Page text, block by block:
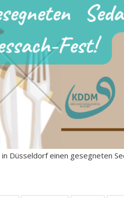
Düsseldorf einen gesegneten